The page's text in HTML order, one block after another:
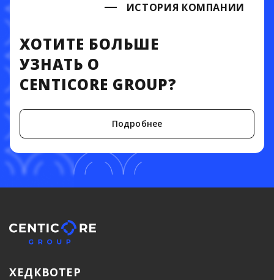
ИСТОРИЯ КОМПАНИИ
ХОТИТЕ БОЛЬШЕ
УЗНАТЬ О
CENTICORE GROUP?
Подробнее
ХЕДКВОТЕР